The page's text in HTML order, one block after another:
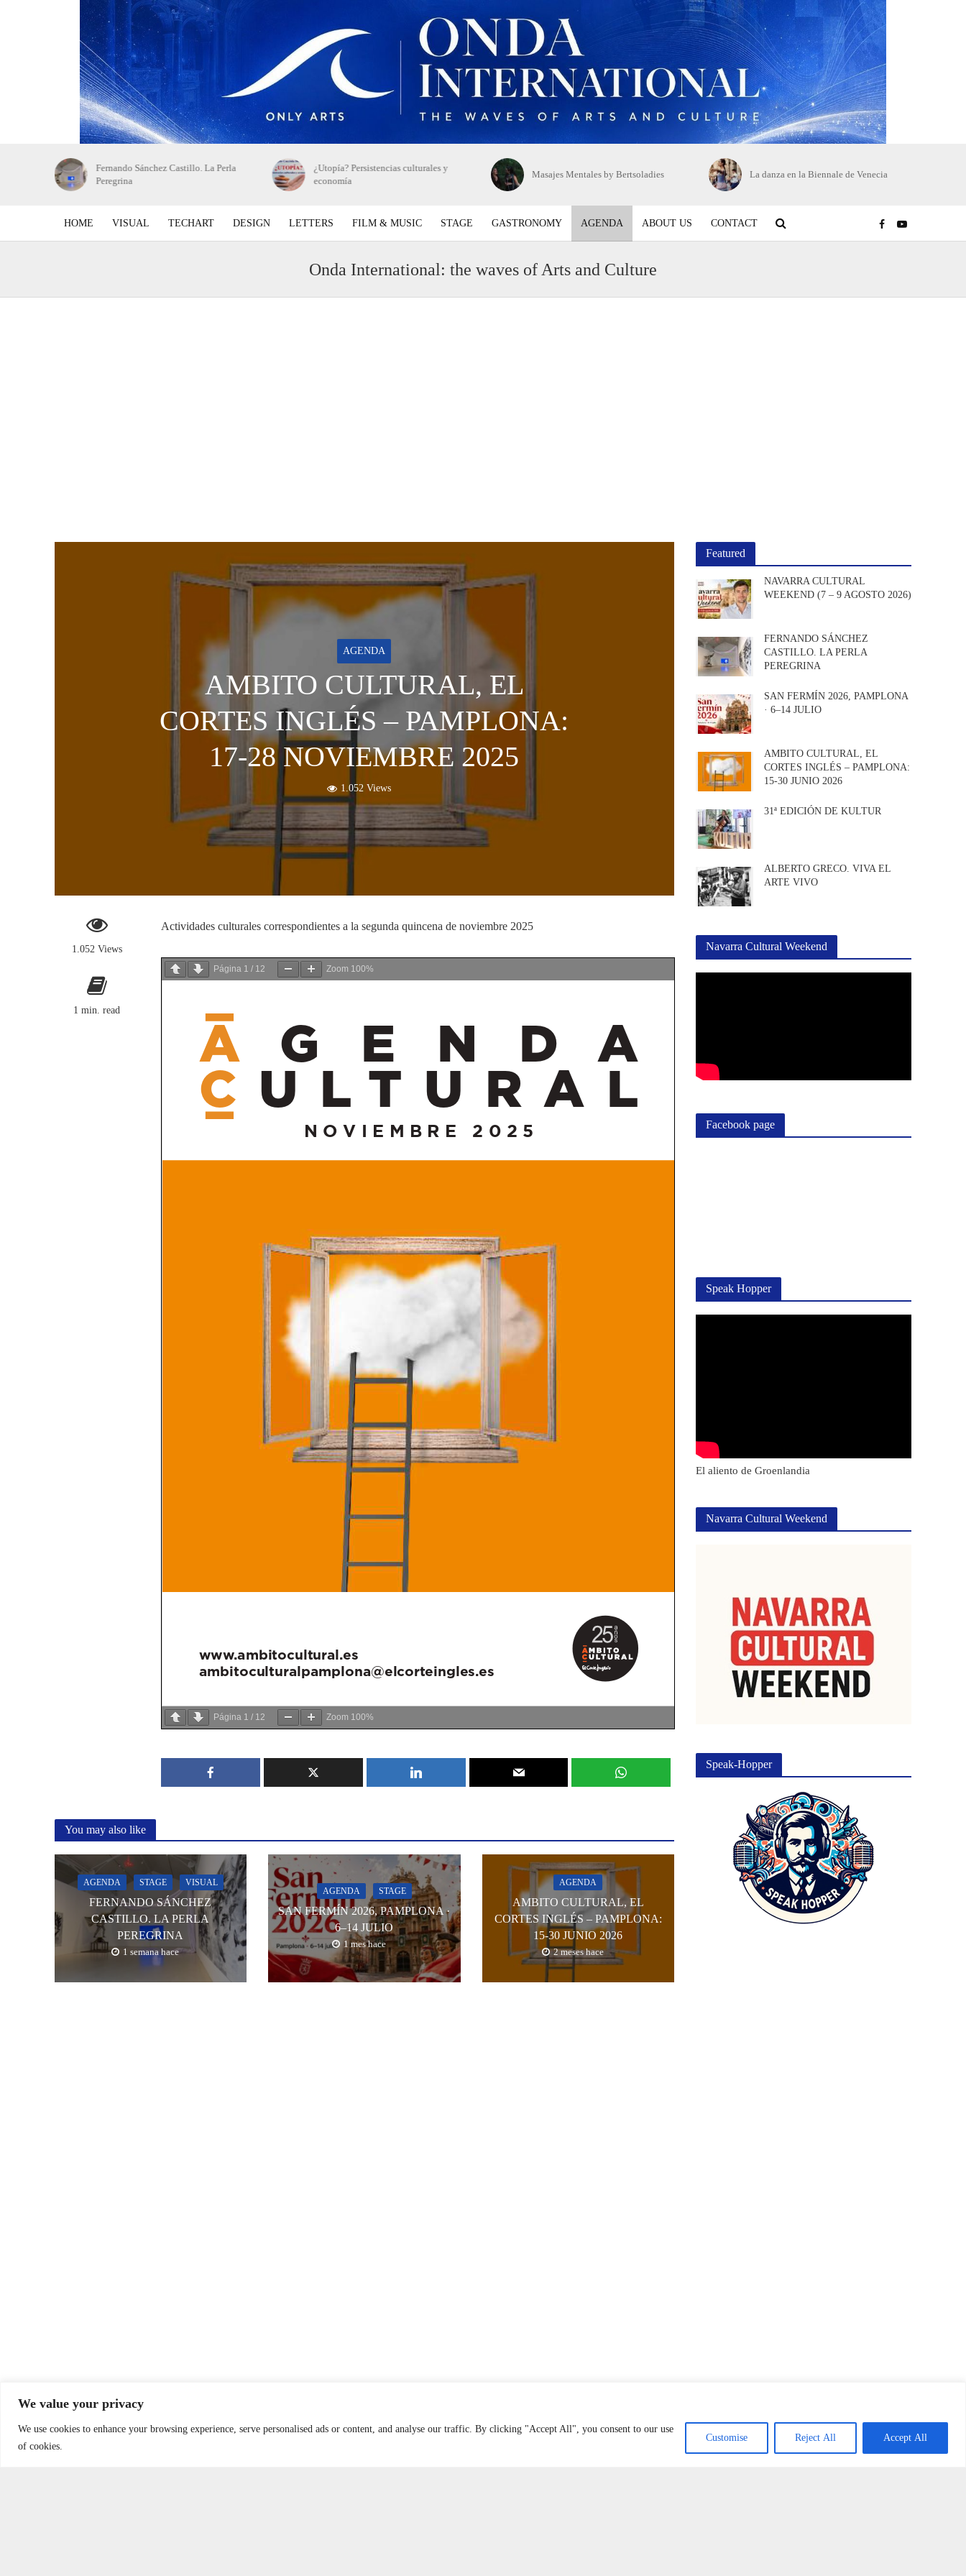
We value your privacy
We use cookies to enhance your browsing experience, serve personalised ads or content, and analyse our traffic. By clicking "Accept All", you consent to our use
of cookies.
Customise Reject All Accept All
Fernando Sánchez Castillo. La Perla
Peregrina
¿Utopía? Persistencias culturales y
economía
Masajes Mentales by Bertsoladies La danza en la Biennale de Venecia
HOME VISUAL TECHART DESIGN LETTERS FILM & MUSIC STAGE GASTRONOMY AGENDA ABOUT US CONTACT
Onda International: the waves of Arts and Culture
AGENDA
AMBITO CULTURAL, EL
CORTES INGLÉS – PAMPLONA:
17-28 NOVIEMBRE 2025
1.052 Views
1.052 Views
1 min. read
Actividades culturales correspondientes a la segunda quincena de noviembre 2025
Página 1 / 12 Zoom 100%
Página 1 / 12 Zoom 100%
You may also like
AGENDA STAGE VISUAL
FERNANDO SÁNCHEZ
CASTILLO. LA PERLA
PEREGRINA
1 semana hace
AGENDA STAGE
SAN FERMÍN 2026, PAMPLONA ·
6–14 JULIO
1 mes hace
AGENDA
AMBITO CULTURAL, EL
CORTES INGLÉS – PAMPLONA:
15-30 JUNIO 2026
2 meses hace
Featured
NAVARRA CULTURAL
WEEKEND (7 – 9 AGOSTO 2026)
FERNANDO SÁNCHEZ
CASTILLO. LA PERLA
PEREGRINA
SAN FERMÍN 2026, PAMPLONA
· 6–14 JULIO
AMBITO CULTURAL, EL
CORTES INGLÉS – PAMPLONA:
15-30 JUNIO 2026
31ª EDICIÓN DE KULTUR
ALBERTO GRECO. VIVA EL
ARTE VIVO
Navarra Cultural Weekend
Facebook page
Speak Hopper
El aliento de Groenlandia
Navarra Cultural Weekend
Speak-Hopper